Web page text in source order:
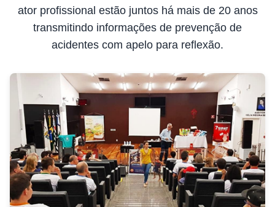
ator profissional estão juntos há mais de 20 anos
transmitindo informações de prevenção de
acidentes com apelo para reflexão.